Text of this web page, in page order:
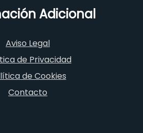
Adicional
Aviso Legal
de Privacidad
de Cookies
Contacto